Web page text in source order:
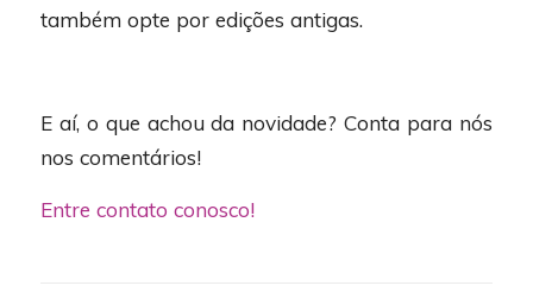
também opte por edições antigas.
E aí, o que achou da novidade? Conta para nós
nos comentários!
Entre contato conosco!